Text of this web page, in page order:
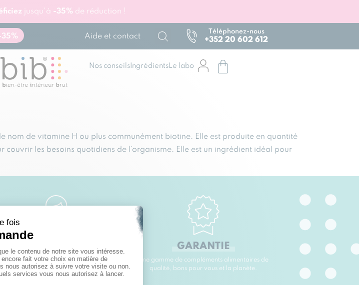
jusqu'à -35% de réduction !
Aide et contact
Téléphonez-nous
+352 20 602 612
Nos conseilsIngrédientsLe labo
nom de vitamine H ou plus communément biotine. Elle est produite en quantité
les besoins quotidiens de l’organisme. Elle est un ingrédient idéal pour
SERVICE CLIENT
équipe dédiée à votre écoute et votre
être par mailsav@cure-bib.comou par
téléphone.
GARANTIE
Une gamme de compléments alimentaires de
qualité, bons pour vous et la planète.